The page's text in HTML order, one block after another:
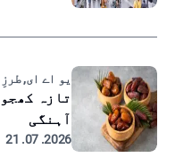
یو اے ای,
تازہ
آہنگی
2026. 07. 21